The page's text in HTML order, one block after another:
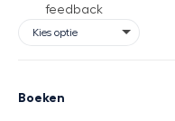
feedback
Boeken